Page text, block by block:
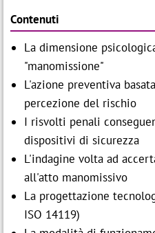
Contenuti
La dimensione
"manomissione"
L'azione preventiva
percezione del rischio
I risvolti penali
dispositivi di sicurezza
L'indagine volta ad
all'atto manomissivo
La progettazione
ISO 14119)